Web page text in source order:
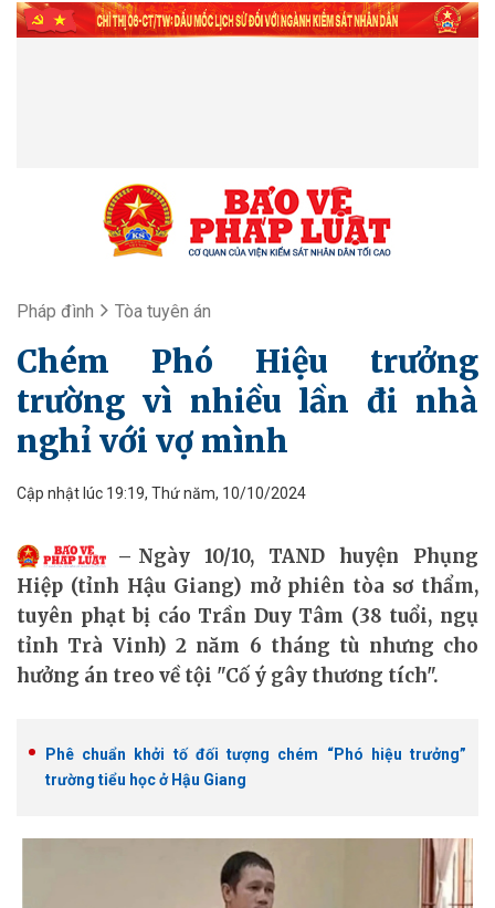
Pháp đình Tòa tuyên án
Chém Phó Hiệu trưởng
trường vì nhiều lần đi nhà
nghỉ với vợ mình
Cập nhật lúc 19:19, Thứ năm, 10/10/2024
Ngày 10/10, TAND huyện Phụng
Hiệp (tỉnh Hậu Giang) mở phiên tòa sơ thẩm,
tuyên phạt bị cáo Trần Duy Tâm (38 tuổi, ngụ
tỉnh Trà Vinh) 2 năm 6 tháng tù nhưng cho
hưởng án treo về tội "Cố ý gây thương tích".
Phê chuẩn khởi tố đối tượng chém “Phó hiệu trưởng”
trường tiểu học ở Hậu Giang